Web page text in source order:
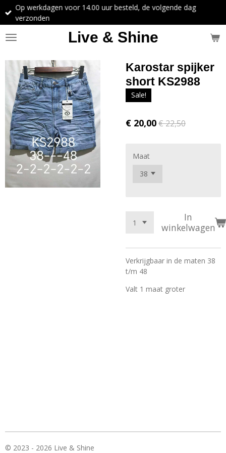
Ga
direct
de
Live & Shine
Op werkdagen voor 14.00 uur besteld, de volgende dag
verzonden
Karostar spijker
short KS2988
Sale!
€ 20,00€ 22,50
Maat
In
winkelwagen
Verkrijgbaar in de maten 38
t/m 48
Valt 1 maat groter
© 2023 - 2026 Live & Shine